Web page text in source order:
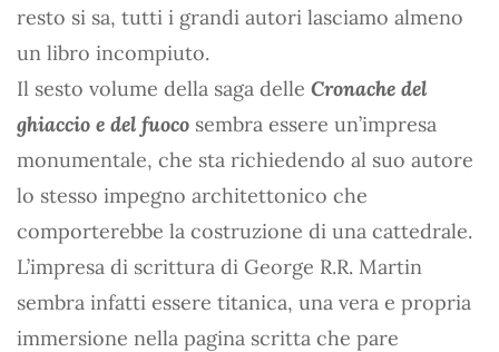
resto si sa, tutti i grandi autori lasciamo almeno
un libro incompiuto.
Il sesto volume della saga delle Cronache del
ghiaccio e del fuoco sembra essere un’impresa
monumentale, che sta richiedendo al suo autore
lo stesso impegno architettonico che
comporterebbe la costruzione di una cattedrale.
L’impresa di scrittura di George R.R. Martin
sembra infatti essere titanica, una vera e propria
immersione nella pagina scritta che pare